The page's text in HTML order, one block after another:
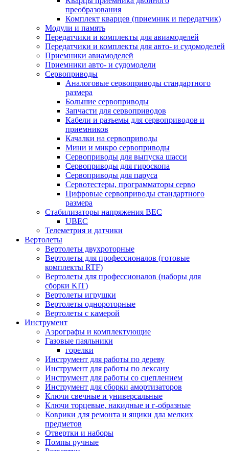
преобразования
Комплект кварцев (приемник и передатчик)
Модули и память
Передатчики и комплекты для авиамоделей
Передатчики и комплекты для авто- и судомоделей
Приемники авиамоделей
Приемники авто- и судомодели
Сервоприводы
Аналоговые сервоприводы стандартного
размера
Большие сервоприводы
Запчасти для сервоприводов
Кабели и разъемы для сервоприводов и
приемников
Качалки на сервоприводы
Мини и микро сервоприводы
Сервоприводы для выпуска шасси
Сервоприводы для гироскопа
Сервоприводы для паруса
Сервотестеры, программаторы серво
Цифровые сервоприводы стандартного
размера
Стабилизаторы напряжения BEC
UBEC
Телеметрия и датчики
Вертолеты
Вертолеты двухроторные
Вертолеты для профессионалов (готовые
комплекты RTF)
Вертолеты для профессионалов (наборы для
сборки KIT)
Вертолеты игрушки
Вертолеты однороторные
Вертолеты с камерой
Инструмент
Аэрографы и комплектующие
Газовые паяльники
горелки
Инструмент для работы по дереву
Инструмент для работы по лексану
Инструмент для работы со сцеплением
Инструмент для сборки амортизаторов
Ключи свечные и универсальные
Ключи торцевые, накидные и г-образные
Коврики для ремонта и ящики дла мелких
предметов
Отвертки и наборы
Помпы ручные